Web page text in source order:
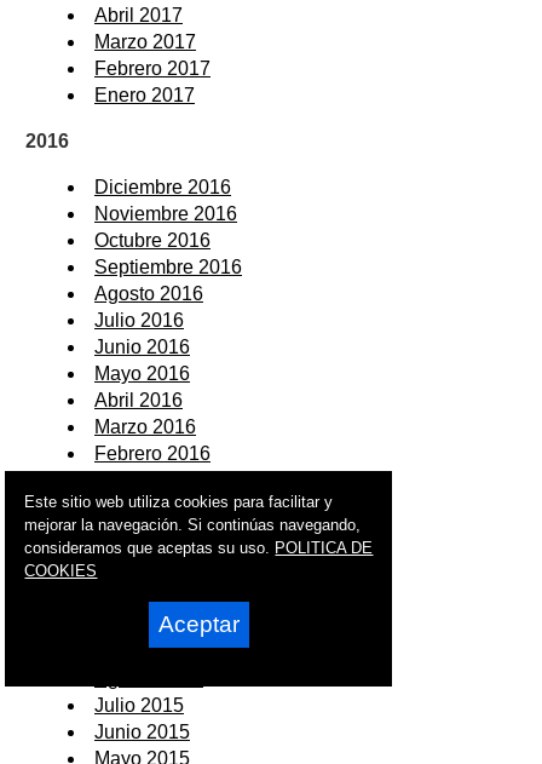
Abril 2017
Marzo 2017
Febrero 2017
Enero 2017
2016
Diciembre 2016
Noviembre 2016
Octubre 2016
Septiembre 2016
Agosto 2016
Julio 2016
Junio 2016
Mayo 2016
Abril 2016
Marzo 2016
Febrero 2016
2015
Diciembre 2015
Noviembre 2015
Octubre 2015
Septiembre 2015
Julio 2015
Junio 2015
Mayo 2015
Este sitio web utiliza cookies para facilitar y
mejorar la navegación. Si continúas navegando,
consideramos que aceptas su uso. POLITICA DE
COOKIES
Aceptar